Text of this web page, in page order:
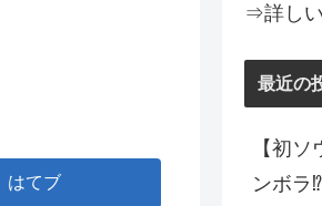
はてブ
⇒詳し
最近の
【初
ンボラ